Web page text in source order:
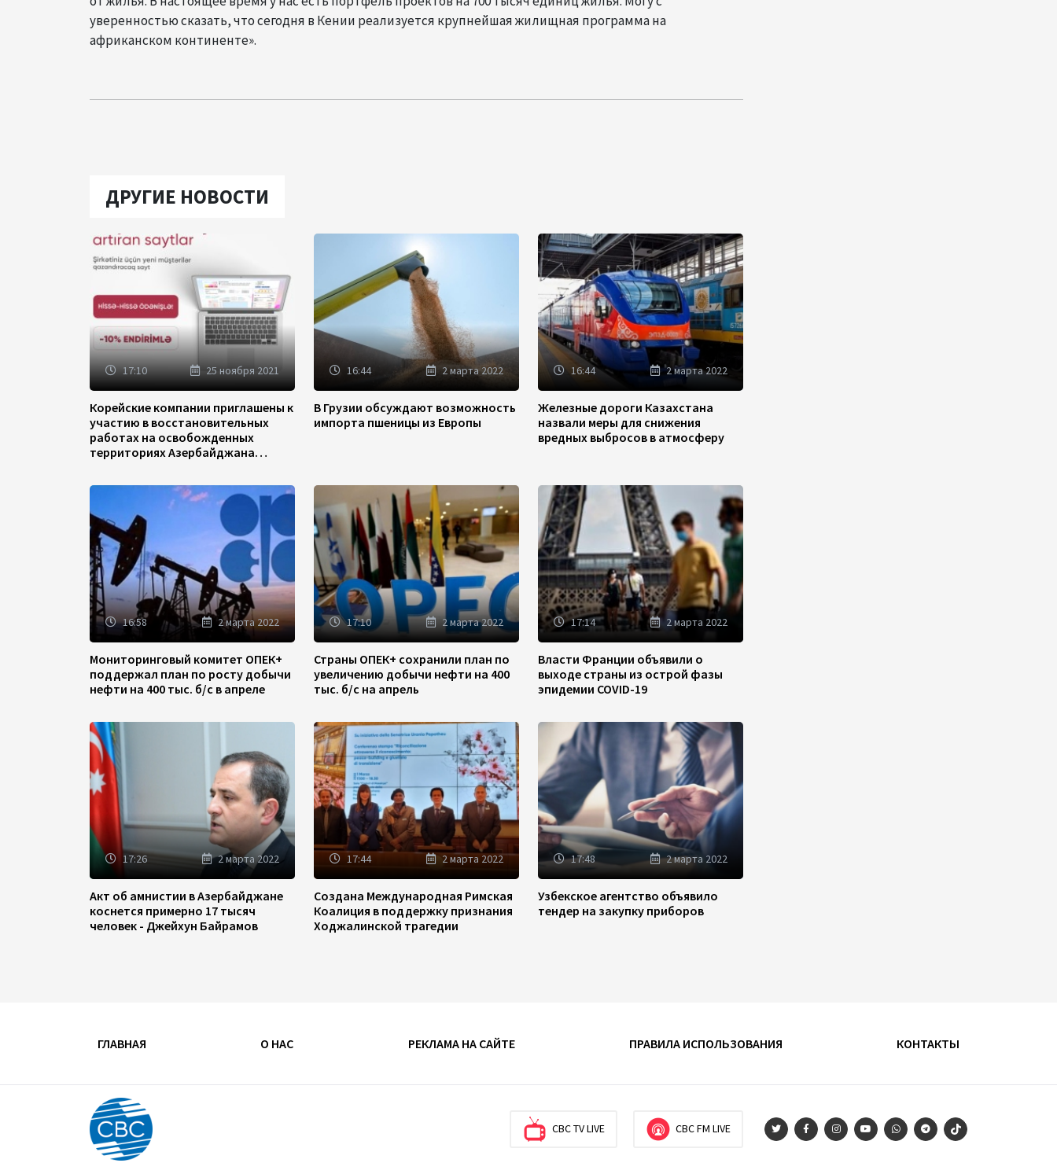
уверенностью сказать, что сегодня в Кении реализуется крупнейшая жилищная программа на
африканском континенте».
ДРУГИЕ НОВОСТИ
17:10 25 ноября 2021
Корейские компании приглашены к
участию в восстановительных
работах на освобожденных
территориях Азербайджана
16:44 2 марта 2022
В Грузии обсуждают возможность
импорта пшеницы из Европы
16:44 2 марта 2022
Железные дороги Казахстана
назвали меры для снижения
вредных выбросов в атмосферу
16:58 2 марта 2022
Мониторинговый комитет ОПЕК+
поддержал план по росту добычи
нефти на 400 тыс. б/с в апреле
17:10 2 марта 2022
Страны ОПЕК+ сохранили план по
увеличению добычи нефти на 400
тыс. б/с на апрель
17:14 2 марта 2022
Власти Франции объявили о
выходе страны из острой фазы
эпидемии COVID-19
17:26 2 марта 2022
Акт об амнистии в Азербайджане
коснется примерно 17 тысяч
человек - Джейхун Байрамов
17:44 2 марта 2022
Создана Международная Римская
Коалиция в поддержку признания
Ходжалинской трагедии
17:48 2 марта 2022
Узбекское агентство объявило
тендер на закупку приборов
музыкальный фестиваль
(ФОТО/ВИДЕО)
ГЛАВНАЯ О НАС РЕКЛАМА НА САЙТЕ ПРАВИЛА ИСПОЛЬЗОВАНИЯ КОНТАКТЫ
CBC TV LIVE CBC FM LIVE